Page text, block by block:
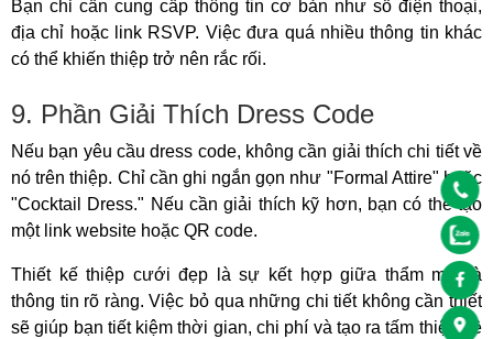
Bạn chỉ cần cung cấp thông tin cơ bản như số điện thoại,
địa chỉ hoặc link RSVP. Việc đưa quá nhiều thông tin khác
có thể khiến thiệp trở nên rắc rối.
9. Phần Giải Thích Dress Code
Nếu bạn yêu cầu dress code, không cần giải thích chi tiết về
nó trên thiệp. Chỉ cần ghi ngắn gọn như "Formal Attire" hoặc
"Cocktail Dress." Nếu cần giải thích kỹ hơn, bạn có thể tạo
một link website hoặc QR code.
Thiết kế thiệp cưới đẹp là sự kết hợp giữa thẩm mỹ và
thông tin rõ ràng. Việc bỏ qua những chi tiết không cần thiết
sẽ giúp bạn tiết kiệm thời gian, chi phí và tạo ra tấm thiệp đề